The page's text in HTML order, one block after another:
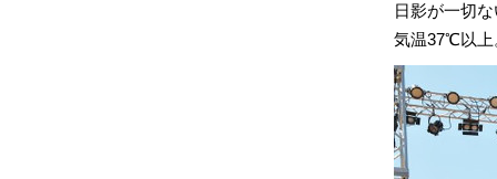
日影が一切
気温37℃以上